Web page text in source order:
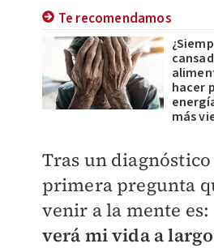
Te recomendamos
hacer
más
Tras un
primera pregunta
venir a la mente es:
verá mi vida a